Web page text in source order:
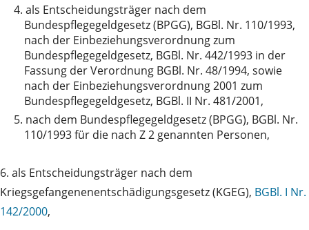
4. als Entscheidungsträger nach dem
Bundespflegegeldgesetz (BPGG), BGBl. Nr. 110/1993,
nach der Einbeziehungsverordnung zum
Bundespflegegeldgesetz, BGBl. Nr. 442/1993 in der
Fassung der Verordnung BGBl. Nr. 48/1994, sowie
nach der Einbeziehungsverordnung 2001 zum
Bundespflegegeldgesetz, BGBl. II Nr. 481/2001,
5. nach dem Bundespflegegeldgesetz (BPGG), BGBl. Nr.
110/1993 für die nach Z 2 genannten Personen,
6. als Entscheidungsträger nach dem
Kriegsgefangenenentschädigungsgesetz (KGEG), BGBl. I Nr.
142/2000,